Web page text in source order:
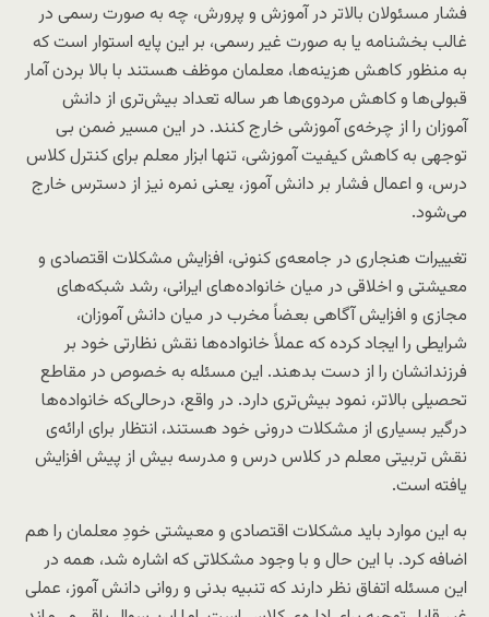
فشار مسئولان بالاتر در آموزش و پرورش، چه به صورت رسمی در
غالب بخشنامه یا به صورت غیر رسمی، بر این پایه استوار است که
به منظور کاهش هزینه‌ها، معلمان موظف هستند با بالا بردن آمار
قبولی‌ها و کاهش مردوی‌ها هر ساله تعداد بیش‌تری از دانش
آموزان را از چرخه‌ی آموزشی خارج کنند. در این مسیر ضمن بی
توجهی به کاهش کیفیت آموزشی، تنها ابزار معلم برای کنترل کلاس
درس، و اعمال فشار بر دانش آموز، یعنی نمره نیز از دسترس خارج
می‌شود.
تغییرات هنجاری در جامعه‌ی کنونی، افزایش مشکلات اقتصادی و
معیشتی و اخلاقی در میان خانواده‌های ایرانی، رشد شبکه‌های
مجازی و افزایش آگاهی بعضاً مخرب در میان دانش آموزان،
شرایطی را ایجاد کرده که عملاً خانواده‌ها نقش نظارتی خود بر
فرزندانشان را از دست بدهند. این مسئله به خصوص در مقاطع
تحصیلی بالاتر، نمود بیش‌تری دارد. در واقع، درحالی‌که خانواده‌ها
درگیر بسیاری از مشکلات درونی خود هستند، انتظار برای ارائه‌ی
نقش تربیتی معلم در کلاس درس و مدرسه بیش از پیش افزایش
یافته است.
به این موارد باید مشکلات اقتصادی و معیشتی خودِ معلمان را هم
اضافه کرد. با این حال و با وجود مشکلاتی که اشاره شد، همه در
این مسئله اتفاق نظر دارند که تنبیه بدنی و روانی دانش آموز، عملی